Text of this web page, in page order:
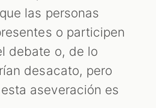
las personas
o participen
debate o, de lo
desacato, pero
aseveración es